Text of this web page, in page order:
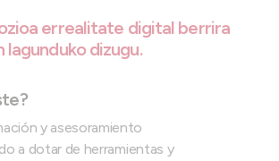
errealitate digital berrira
lagunduko dizugu.
y asesoramiento
a dotar de herramientas y